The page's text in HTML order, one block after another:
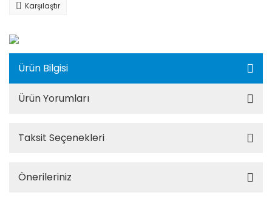
Karşılaştır
Ürün Bilgisi
Ürün Yorumları
Taksit Seçenekleri
Önerileriniz